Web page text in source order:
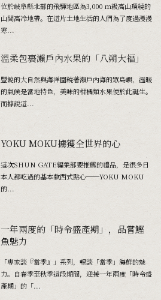
位於岐阜縣北部的飛驒地區為3,000 ｍ級高山環繞的
山間高冷地帶。在這片土地生活的人們為了度過漫漫
寒...
溫柔包裹瀨戶內水果的「八朔大福」
豐饒的大自然與海洋圍繞著瀨戶內海的眾島嶼，溫暖
的氣候是當地特色，美味的柑橘類水果便於此誕生。
而據說這...
YOKU MOKU擄獲全世界的心
這次SHUN GATE編集部要推薦的禮品，是很多日
本人都吃過的基本款西式點心──YOKU MOKU
的...
一年兩度的「時令盛產期」，品嘗鰹
魚魅力
「專家談『當季』」系列，暢談「當季」海鮮的魅
力。自春季至秋季這段期間，迎接一年兩度「時令盛
產期」的「...